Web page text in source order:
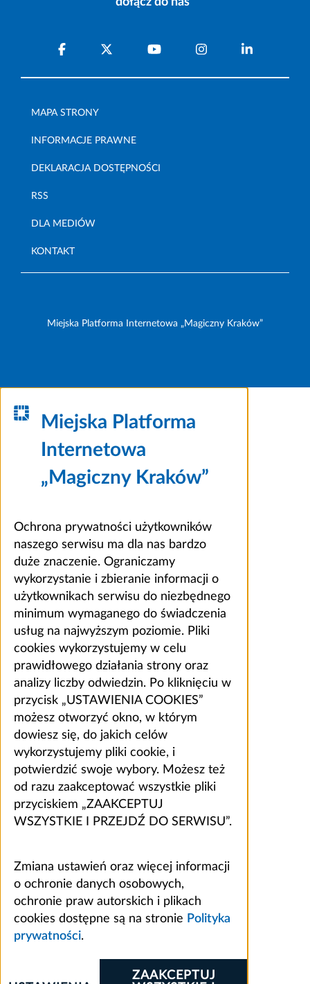
MAPA STRONY
INFORMACJE PRAWNE
DEKLARACJA DOSTĘPNOŚCI
RSS
DLA MEDIÓW
KONTAKT
Miejska Platforma Internetowa „Magiczny Kraków”
Miejska Platforma
Internetowa
„Magiczny Kraków”
Ochrona prywatności użytkowników
naszego serwisu ma dla nas bardzo
duże znaczenie. Ograniczamy
wykorzystanie i zbieranie informacji o
użytkownikach serwisu do niezbędnego
minimum wymaganego do świadczenia
usług na najwyższym poziomie. Pliki
cookies wykorzystujemy w celu
prawidłowego działania strony oraz
analizy liczby odwiedzin. Po kliknięciu w
przycisk „USTAWIENIA COOKIES”
możesz otworzyć okno, w którym
dowiesz się, do jakich celów
wykorzystujemy pliki cookie, i
potwierdzić swoje wybory. Możesz też
od razu zaakceptować wszystkie pliki
przyciskiem „ZAAKCEPTUJ
WSZYSTKIE I PRZEJDŹ DO SERWISU”.
Zmiana ustawień oraz więcej informacji
o ochronie danych osobowych,
ochronie praw autorskich i plikach
cookies dostępne są na stronie Polityka
prywatności.
ZAAKCEPTUJ